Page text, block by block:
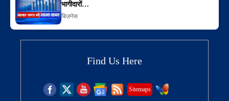
भागीदारों…
बिज़नेस
Find Us Here
Sitemaps